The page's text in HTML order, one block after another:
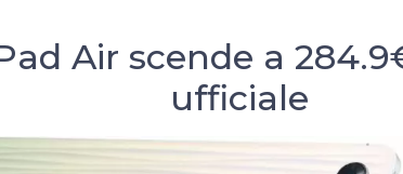
Air scende a
ufficiale